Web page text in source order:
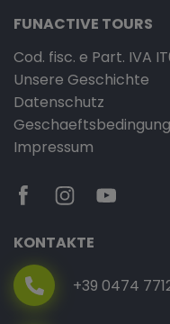
FUNACTIVE TOURS
Cod. fisc. e Part. IVA
Unsere Geschichte
Datenschutz
Impressum
KONTAKTE
+39 0474